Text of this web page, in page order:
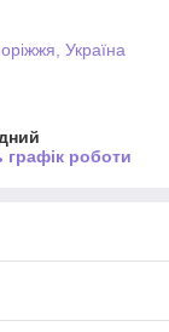
Україна
графік роботи